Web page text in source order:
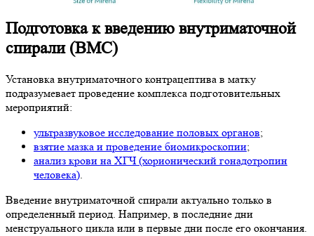
Подготовка к введению внутриматочной
спирали (ВМС)
Установка внутриматочного контрацептива в матку
подразумевает проведение комплекса подготовительных
мероприятий:
ультразвуковое исследование половых органов;
взятие мазка и проведение биомикроскопии;
анализ крови на ХГЧ (хорионический гонадотропин
человека).
Введение внутриматочной спирали актуально только в
определенный период. Например, в последние дни
менструального цикла или в первые дни после его окончания.